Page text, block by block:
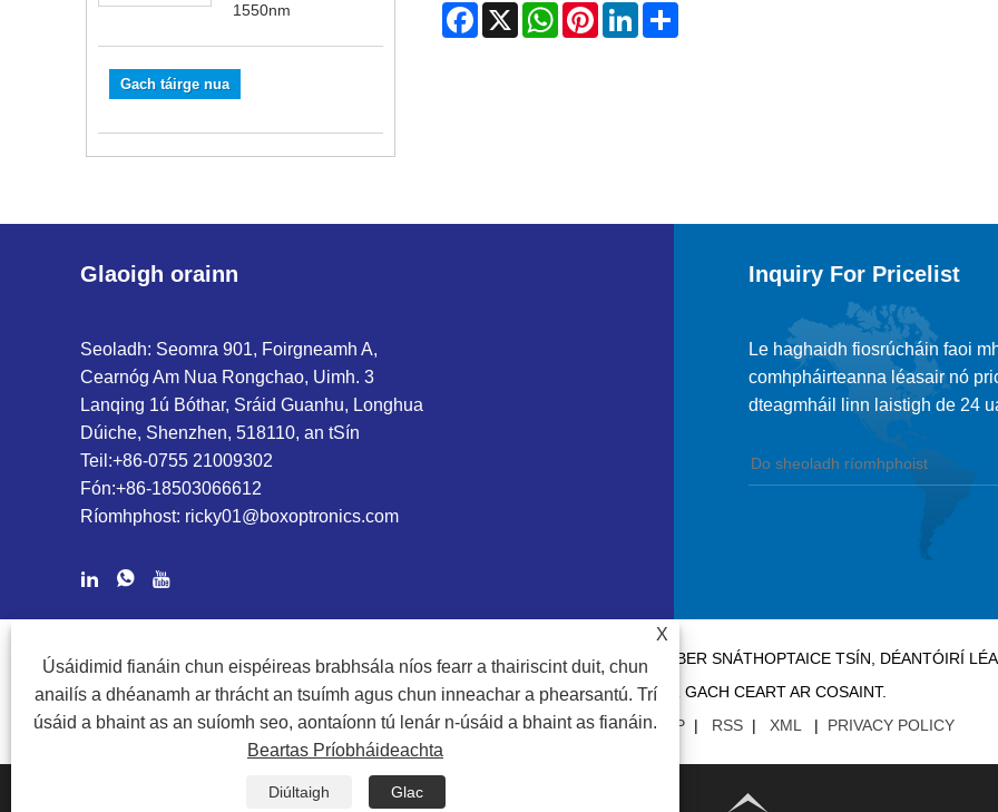
1550nm
Gach táirge nua
Facebook
X WhatsAppPinterestLinkedInShare
X
Úsáidimid fianáin chun eispéireas brabhsála níos fearr a thairiscint duit, chun
anailís a dhéanamh ar thrácht an tsuímh agus chun inneachar a phearsantú. Trí
úsáid a bhaint as an suíomh seo, aontaíonn tú lenár n-úsáid a bhaint as fianáin.
Beartas Príobháideachta
Diúltaigh Glac
Glaoigh orainn
Seoladh: Seomra 901, Foirgneamh A,
Cearnóg Am Nua Rongchao, Uimh. 3
Lanqing 1ú Bóthar, Sráid Guanhu, Longhua
Dúiche, Shenzhen, 518110, an tSín
Teil:+86-0755 21009302
Fón:+86-18503066612
Ríomhphost: ricky01@boxoptronics.com
Inquiry For Pricelist
Le haghaidh fiosrúcháin faoi
comhpháirteanna léasair nó
dteagmháil linn laistigh de 24
CÓIPCHEART @ 2020 SHENZHEN BOX OPTRONICS TECHNOLOGY CO., LTD - MODÚIL FIBER SNÁTHOPTAICE TSÍN, DÉANTÓIRÍ
LÉASAIR GACH CEART AR COSAINT.
NAISC|SITEMAP| RSS| XML | PRIVACY POLICY